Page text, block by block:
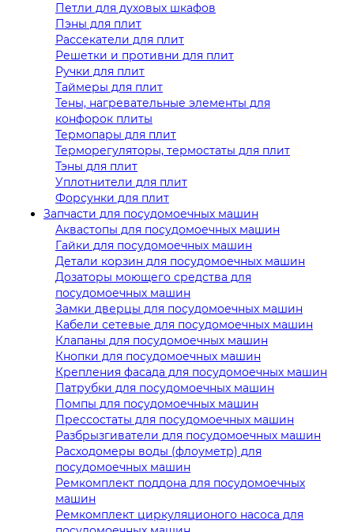
Петли для духовых шкафов
Пэны для плит
Рассекатели для плит
Решетки и противни для плит
Ручки для плит
Таймеры для плит
Тены, нагревательные элементы для
конфорок плиты
Термопары для плит
Терморегуляторы, термостаты для плит
Тэны для плит
Уплотнители для плит
Форсунки для плит
Запчасти для посудомоечных машин
Аквастопы для посудомоечных машин
Гайки для посудомоечных машин
Детали корзин для посудомоечных машин
Дозаторы моющего средства для
посудомоечных машин
Замки дверцы для посудомоечных машин
Кабели сетевые для посудомоечных машин
Клапаны для посудомоечных машин
Кнопки для посудомоечных машин
Крепления фасада для посудомоечных машин
Патрубки для посудомоечных машин
Помпы для посудомоечных машин
Прессостаты для посудомоечных машин
Разбрызгиватели для посудомоечных машин
Расходомеры воды (флоуметр) для
посудомоечных машин
Ремкомплект поддона для посудомоечных
машин
Ремкомплект циркуляционого насоса для